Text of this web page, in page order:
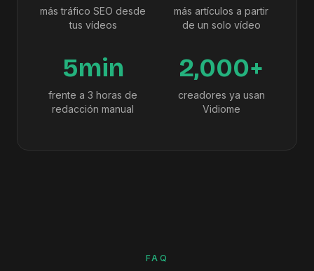
más tráfico SEO desde
tus vídeos
más artículos a partir
de un solo vídeo
5min
frente a 3 horas de
redacción manual
2,000+
creadores ya usan
Vidiome
FAQ